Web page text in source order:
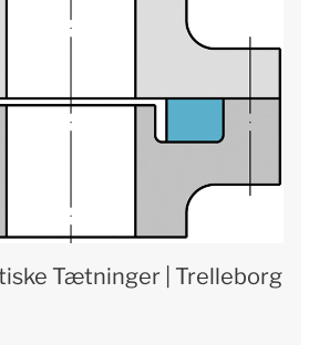
Tætninger | Trelleborg